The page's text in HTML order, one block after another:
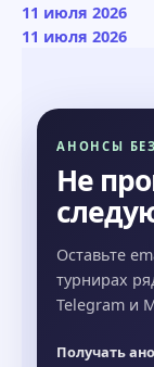
11 июля 2026
11 июля 2026
АНОНСЫ
Не
Оставьте
турнирах
Telegram и
Получать